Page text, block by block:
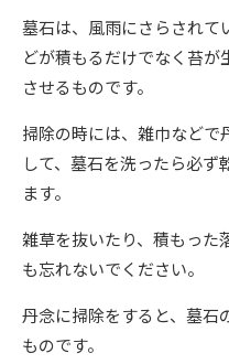
墓石は、風雨にさらされて
どが積もるだけでなく苔が
させるものです。
掃除の時には、雑巾などで
して、墓石を洗ったら必ず
ます。
雑草を抜いたり、積もった
も忘れないでください。
丹念に掃除をすると、墓石
ものです。